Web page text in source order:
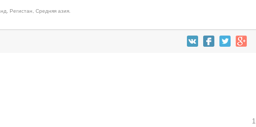
Регистан Средняя азия.
1